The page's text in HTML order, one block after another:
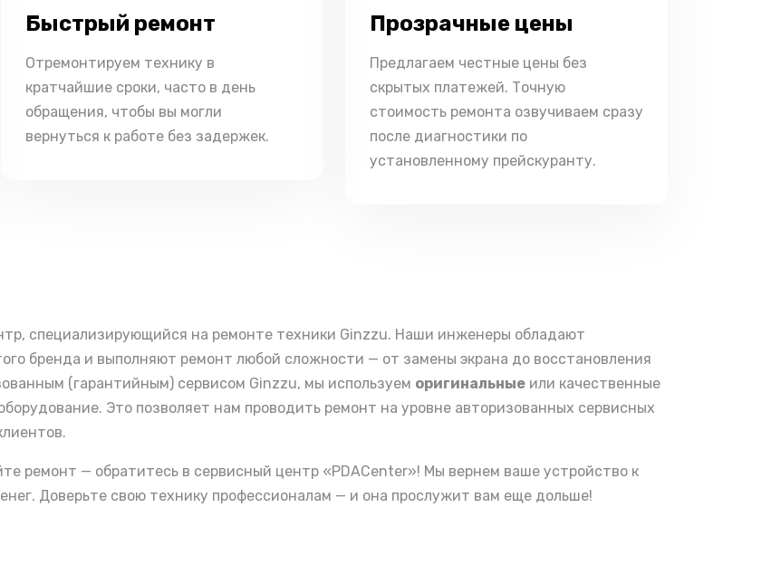
Быстрый ремонт
Отремонтируем технику в
кратчайшие сроки, часто в день
обращения, чтобы вы могли
вернуться к работе без задержек.
Прозрачные цены
Предлагаем честные цены без
скрытых платежей. Точную
стоимость ремонта озвучиваем сразу
после диагностики по
установленному прейскуранту.
специализирующийся на ремонте техники Ginzzu. Наши инженеры обладают
бренда и выполняют ремонт любой сложности — от замены экрана до восстановления
(гарантийным) сервисом Ginzzu, мы используем оригинальные или качественные
Это позволяет нам проводить ремонт на уровне авторизованных сервисных
ремонт — обратитесь в сервисный центр «PDACenter»! Мы вернем ваше устройство к
Доверьте свою технику профессионалам — и она прослужит вам еще дольше!